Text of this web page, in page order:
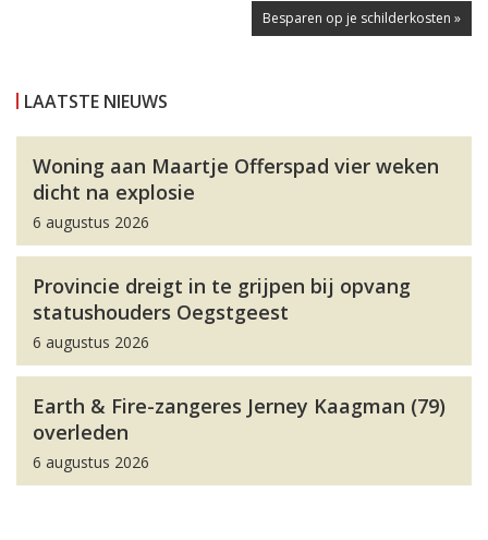
Besparen op je schilderkosten »
LAATSTE NIEUWS
Woning aan Maartje Offerspad vier weken
dicht na explosie
6 augustus 2026
Provincie dreigt in te grijpen bij opvang
statushouders Oegstgeest
6 augustus 2026
Earth & Fire-zangeres Jerney Kaagman (79)
overleden
6 augustus 2026